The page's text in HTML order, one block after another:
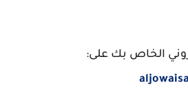
الخاص بك على: